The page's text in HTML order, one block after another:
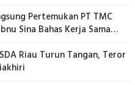
Pertemukan PT TMC
Sina Bahas Kerja Sama
Riau Turun Tangan, Teror